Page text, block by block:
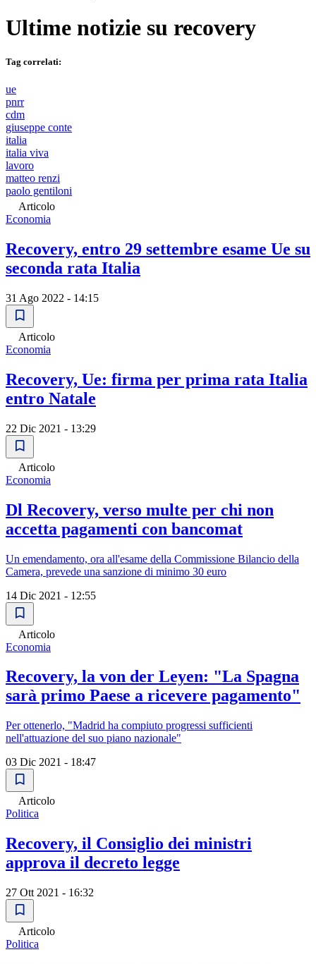
Ultime notizie su recovery
Tag correlati:
ue
pnrr
cdm
giuseppe conte
italia
italia viva
lavoro
matteo renzi
paolo gentiloni
Articolo
Economia
Recovery, entro 29 settembre esame Ue su
seconda rata Italia
31 Ago 2022 - 14:15
Articolo
Economia
Recovery, Ue: firma per prima rata Italia
entro Natale
22 Dic 2021 - 13:29
Articolo
Economia
Dl Recovery, verso multe per chi non
accetta pagamenti con bancomat
Un emendamento, ora all'esame della Commissione Bilancio della
Camera, prevede una sanzione di minimo 30 euro
14 Dic 2021 - 12:55
Articolo
Economia
Recovery, la von der Leyen: "La Spagna
sarà primo Paese a ricevere pagamento"
Per ottenerlo, "Madrid ha compiuto progressi sufficienti
nell'attuazione del suo piano nazionale"
03 Dic 2021 - 18:47
Articolo
Politica
Recovery, il Consiglio dei ministri
approva il decreto legge
27 Ott 2021 - 16:32
Articolo
Politica